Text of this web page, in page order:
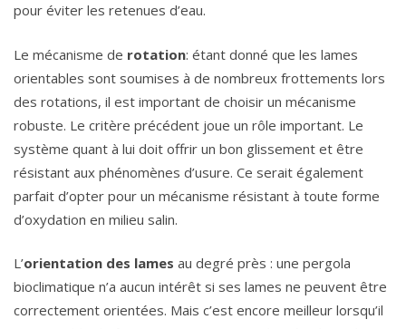
pour éviter les retenues d’eau.
Le mécanisme de rotation: étant donné que les lames
orientables sont soumises à de nombreux frottements lors
des rotations, il est important de choisir un mécanisme
robuste. Le critère précédent joue un rôle important. Le
système quant à lui doit offrir un bon glissement et être
résistant aux phénomènes d’usure. Ce serait également
parfait d’opter pour un mécanisme résistant à toute forme
d’oxydation en milieu salin.
L’orientation des lames au degré près : une pergola
bioclimatique n’a aucun intérêt si ses lames ne peuvent être
correctement orientées. Mais c’est encore meilleur lorsqu’il